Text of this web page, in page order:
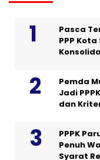
Pasca
PPP
Pemda
Jadi
dan
PPPK
Penuh
Syarat